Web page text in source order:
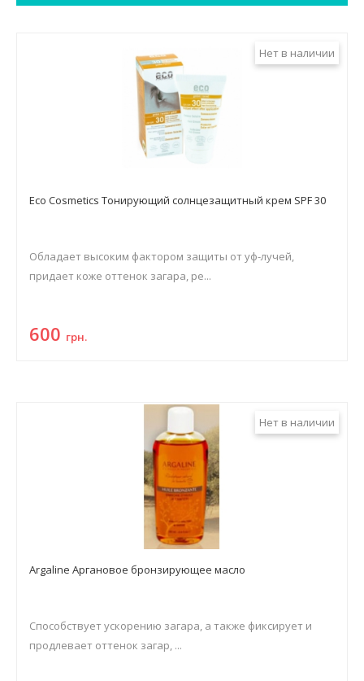
Нет в наличии
Eco Cosmetics Тонирующий солнцезащитный крем SPF 30
Обладает высоким фактором защиты от уф-лучей,
придает коже оттенок загара, ре...
600 грн.
Нет в наличии
Argaline Аргановое бронзирующее масло
Способствует ускорению загара, а также фиксирует и
продлевает оттенок загар, ...